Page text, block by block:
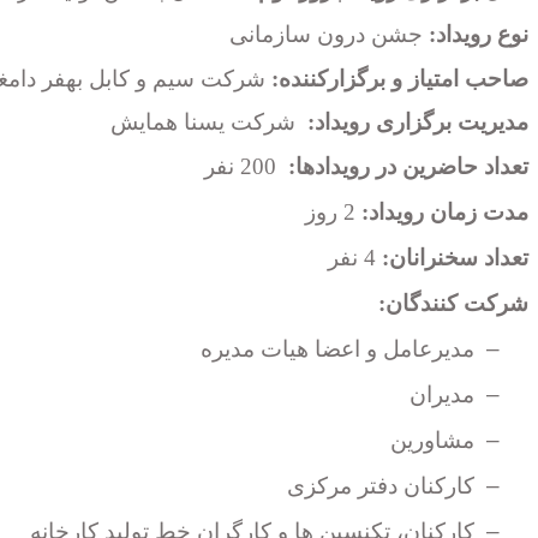
نوع رویداد: جشن درون سازمانی
صاحب امتیاز و برگزارکننده: شرکت سیم و کابل بهفر
مدیریت برگزاری رویداد: شرکت یسنا همایش
تعداد حاضرین در رویدادها: 200 نفر
مدت زمان رویداد: 2 روز
تعداد سخنرانان: 4 نفر
شرکت کنندگان:
– مدیرعامل و اعضا هیات مدیره
– مدیران
– مشاورین
– کارکنان دفتر مرکزی
– کارکنان، تکنسین ها و کارگران خط تولید کارخانه